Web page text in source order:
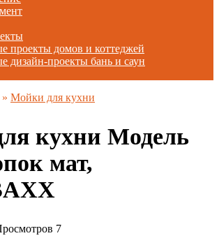
проекты домов и коттеджей
дизайн-проекты бань и саун
» Мойки для кухни
кухни Модель
мат,
7